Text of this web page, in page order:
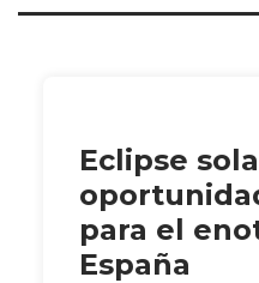
Eclipse
para el
España